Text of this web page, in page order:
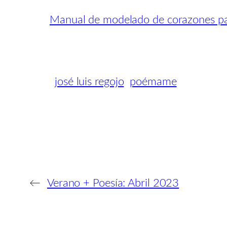
Manual de modelado de corazones
josé luis regojo poémame
← Verano + Poesía: Abril 2023